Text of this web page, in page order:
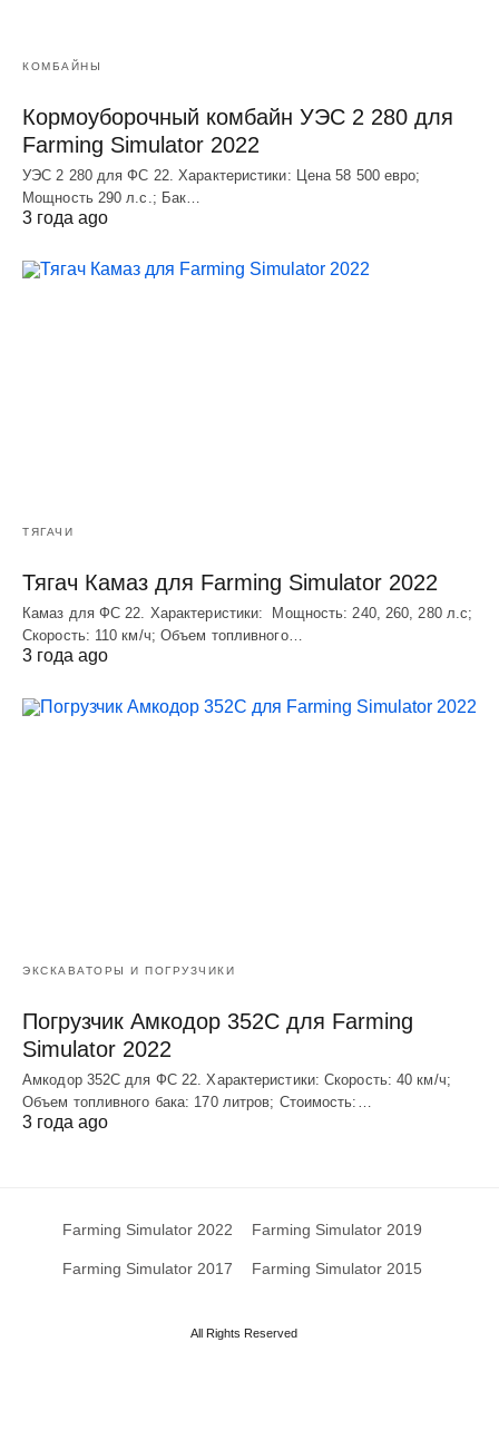
КОМБАЙНЫ
Кормоуборочный комбайн УЭC 2 280 для
Farming Simulator 2022
УЭC 2 280 для ФС 22. Характеристики: Цена 58 500 евро;
Мощность 290 л.с.; Бак…
3 года ago
ТЯГАЧИ
Тягач Камаз для Farming Simulator 2022
Камаз для ФС 22. Характеристики: Мощность: 240, 260, 280 л.с;
Скорость: 110 км/ч; Объем топливного…
3 года ago
ЭКСКАВАТОРЫ И ПОГРУЗЧИКИ
Погрузчик Амкодор 352С для Farming
Simulator 2022
Амкодор 352С для ФС 22. Характеристики: Скорость: 40 км/ч;
Объем топливного бака: 170 литров; Стоимость:…
3 года ago
Farming Simulator 2022 Farming Simulator 2019
Farming Simulator 2017 Farming Simulator 2015
All Rights Reserved